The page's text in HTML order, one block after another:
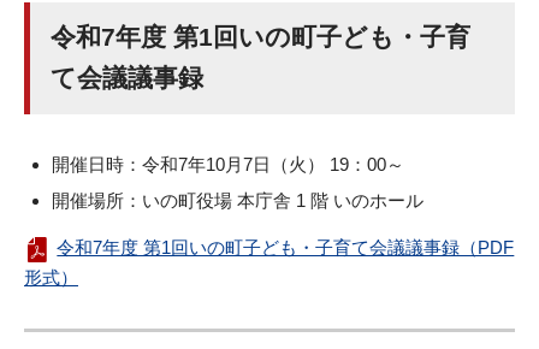
令和7年度 第1回いの町子ども・子育
て会議議事録
開催日時：令和7年10月7日（火） 19：00～
開催場所：いの町役場 本庁舎 1 階 いのホール
令和7年度 第1回いの町子ども・子育て会議議事録（PDF
形式）